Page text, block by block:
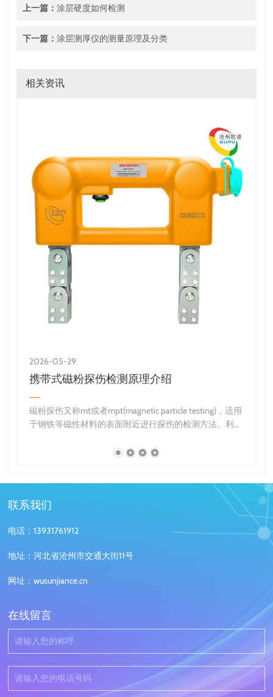
上一篇：涂层硬度如何检测
下一篇：涂层测厚仪的测量原理及分类
相关资讯
2026-05-29
携带式磁粉探伤检测原理介绍
磁粉探伤又称mt或者mpt(magnetic particle testing)，适用
于钢铁等磁性材料的表面附近进行探伤的检测方法。利用
使被测物收到磁力的作用，将磁粉(磁性微型粉末)散布…
联系我们
电话：13931761912
地址：河北省沧州市交通大街11号
网址：wusunjiance.cn
在线留言